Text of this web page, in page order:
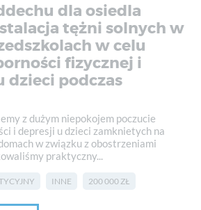
dla osiedla
tężni solnych w
w celu
fizycznej i
dzieci podczas
z dużym niepokojem poczucie
i depresji u dzieci zamknietych na
w związku z obostrzeniami
praktyczny...
INNE 200 000 ZŁ